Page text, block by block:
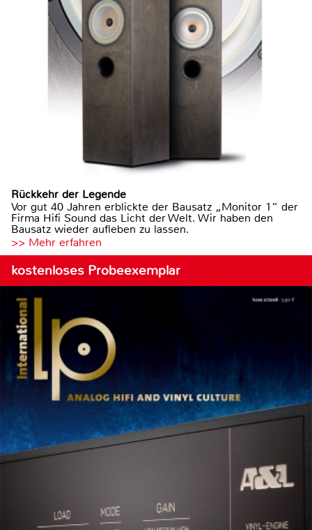
Rückkehr der Legende
Vor gut 40 Jahren erblickte der Bausatz „Monitor 1“ der
Firma Hifi Sound das Licht der Welt. Wir haben den
Bausatz wieder aufleben zu lassen.
>> Mehr erfahren
kostenloses Probeexemplar